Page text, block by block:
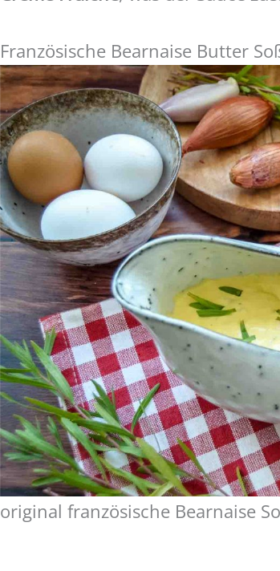
Französische Bearnaise Butter
original französische Bearnaise